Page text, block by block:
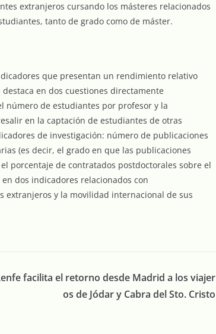
extranjeros cursando los másteres relacionados
tanto de grado como de máster.
que presentan un rendimiento relativo
en dos cuestiones directamente
número de estudiantes por profesor y la
en la captación de estudiantes de otras
de investigación: número de publicaciones
(es decir, el grado en que las publicaciones
porcentaje de contratados postdoctorales sobre el
dos indicadores relacionados con
extranjeros y la movilidad internacional de sus
facilita el retorno desde Madrid a los viajer
os de Jódar y Cabra del Sto. Cristo